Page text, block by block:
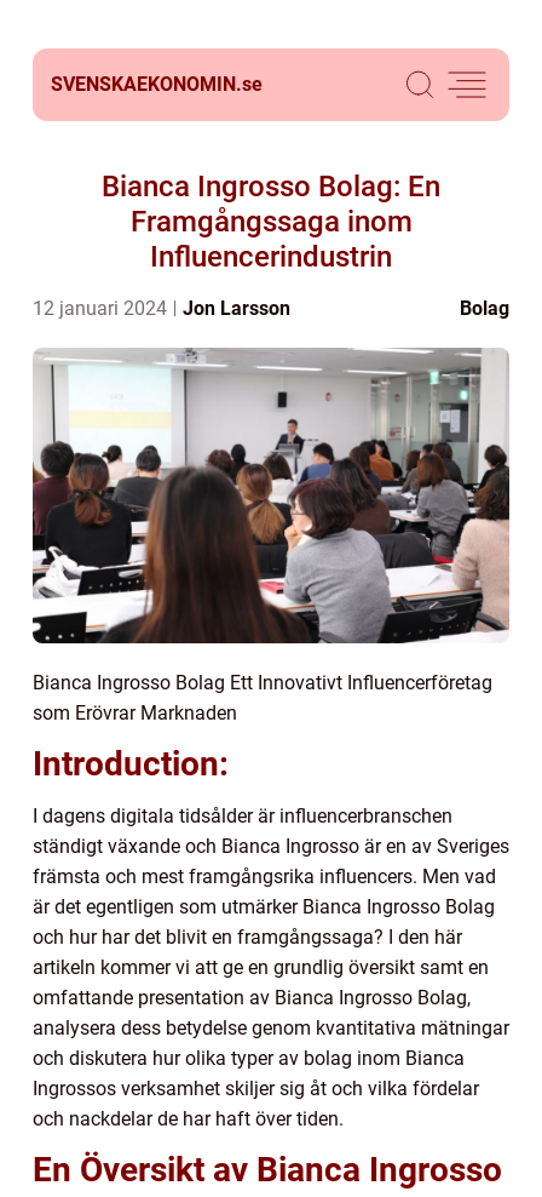
SVENSKAEKONOMIN.se
Bianca Ingrosso Bolag: En
Framgångssaga inom
Influencerindustrin
12 januari 2024 Jon Larsson Bolag
Bianca Ingrosso Bolag Ett Innovativt Influencerföretag
som Erövrar Marknaden
Introduction:
I dagens digitala tidsålder är influencerbranschen
ständigt växande och Bianca Ingrosso är en av Sveriges
främsta och mest framgångsrika influencers. Men vad
är det egentligen som utmärker Bianca Ingrosso Bolag
och hur har det blivit en framgångssaga? I den här
artikeln kommer vi att ge en grundlig översikt samt en
omfattande presentation av Bianca Ingrosso Bolag,
analysera dess betydelse genom kvantitativa mätningar
och diskutera hur olika typer av bolag inom Bianca
Ingrossos verksamhet skiljer sig åt och vilka fördelar
och nackdelar de har haft över tiden.
En Översikt av Bianca Ingrosso